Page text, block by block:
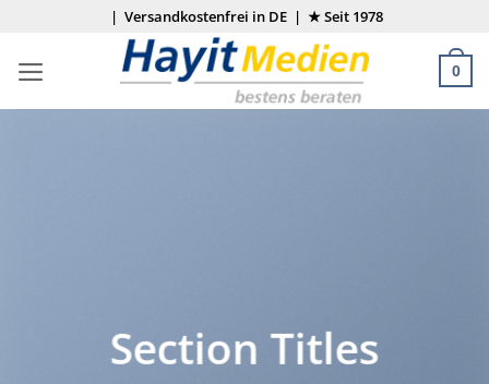
springen
| Versandkostenfrei in DE | ★ Seit 1978
0
Section Titles